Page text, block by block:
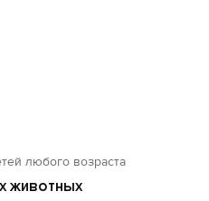
любого возраста
животных